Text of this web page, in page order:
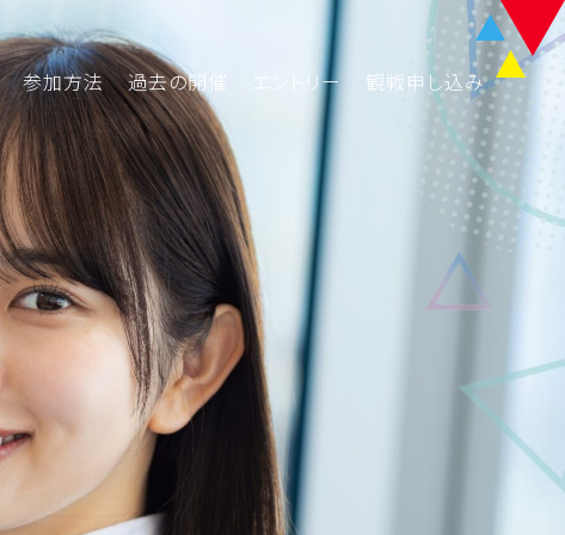
参加方法 過去の開催 エントリー 観戦申し込み